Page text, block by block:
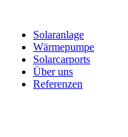
Solaranlage
Wärmepumpe
Solarcarports
Über uns
Referenzen